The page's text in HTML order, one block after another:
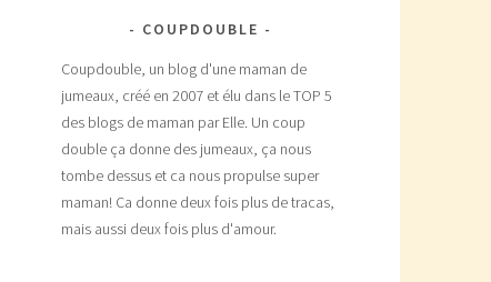
COUPDOUBLE
Coupdouble, un blog d'une maman de
jumeaux, créé en 2007 et élu dans le TOP 5
des blogs de maman par Elle. Un coup
double ça donne des jumeaux, ça nous
tombe dessus et ca nous propulse super
maman! Ca donne deux fois plus de tracas,
mais aussi deux fois plus d'amour.